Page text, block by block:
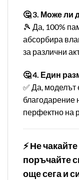
🤔 3. Може ли
🎾 Да, 100%
абсорбира
за различни
🤔 4. Един
✅ Да, моделът
благодарение
перфектно на
⚡ Не
поръчайте
още сега и